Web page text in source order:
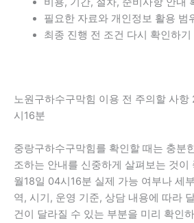
필요한 자료와 개인정보 활용 범
최종 진행 전 조건 다시 확인하기
노원구하수구막힘 이용 전 주의할 사
시16분
중랑구하수구막힘를 확인할 때는 충분
조하는 안내를 신중하게 살펴보는 것
월18일 04시16분 실제 가능 여부나 세
역, 시기, 운영 기준, 상담 내용에 따라
건이 달라질 수 있는 부분을 미리 확인